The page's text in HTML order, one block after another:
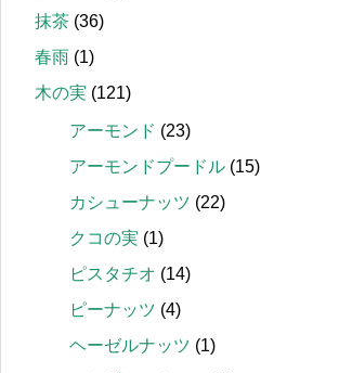
抹茶 (36)
春雨 (1)
木の実 (121)
アーモンド (23)
アーモンドプードル (15)
カシューナッツ (22)
クコの実 (1)
ピスタチオ (14)
ピーナッツ (4)
ヘーゼルナッツ (1)